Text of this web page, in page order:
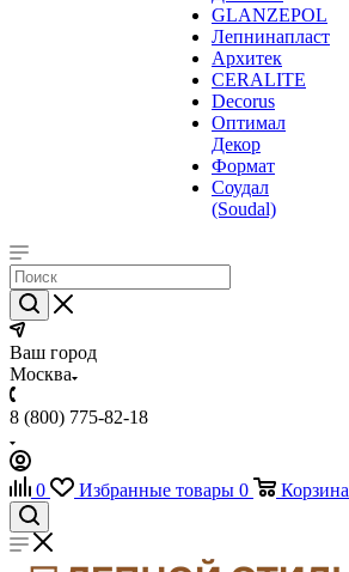
GLANZEPOL
Лепнинапласт
Архитек
CERALITE
Decorus
Оптимал
Декор
Формат
Соудал
(Soudal)
Ваш город
Москва
8 (800) 775-82-18
0 Избранные товары 0 Корзина